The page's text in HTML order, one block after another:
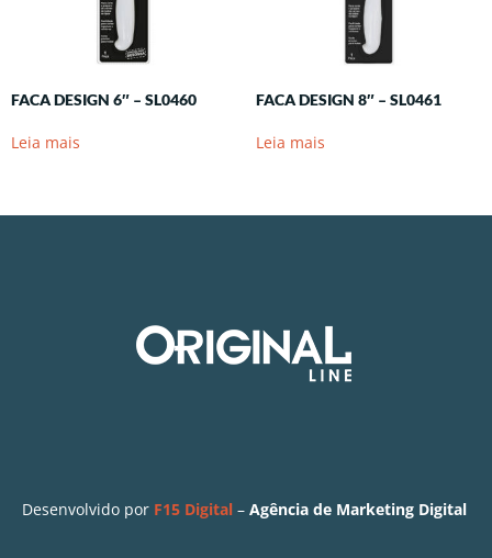
FACA DESIGN 6″ – SL0460
Leia mais
FACA DESIGN 8″ – SL0461
Leia mais
Desenvolvido por F15 Digital – Agência de Marketing Digital